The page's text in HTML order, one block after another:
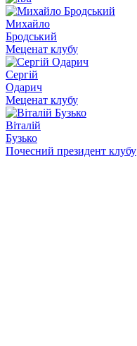
Михайло
Бродський
Меценат клубу
Сергій
Одарич
Меценат клубу
Віталій
Бузько
Почесний президент клубу